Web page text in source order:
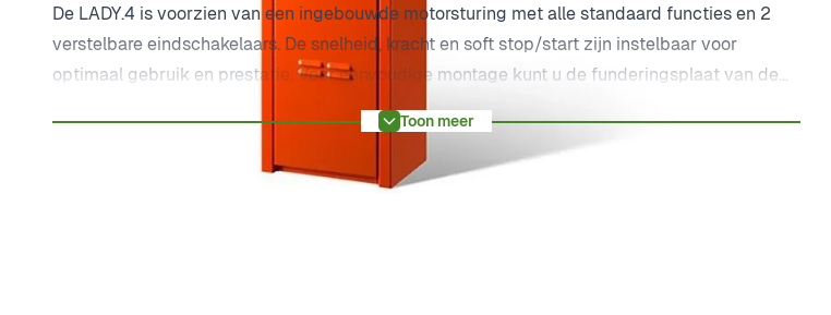
De LADY.4 is voorzien van een ingebouwde motorsturing met alle standaard functies en 2
verstelbare eindschakelaars. De snelheid, kracht en soft stop/start zijn instelbaar voor
optimaal gebruik en prestatie. Voor eenvoudige montage kunt u de funderingsplaat van de
EVA.5 slagboom gebruiken. De openingsrichting is eenvoudig om te bouwen van rechts naar
links. Exclusief bijbehorende aluminium boom.
Toon meer